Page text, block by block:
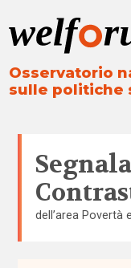
Osservatorio
sulle politiche
dell’area Povertà